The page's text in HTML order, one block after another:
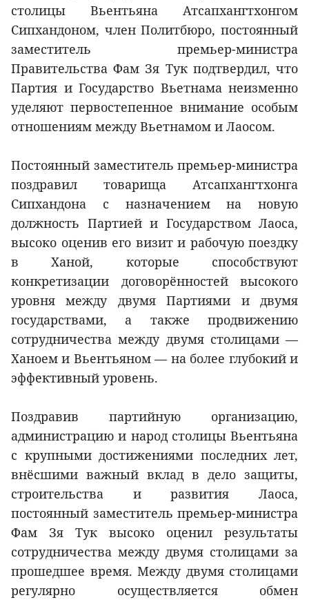
столицы Вьентьяна Атсапхангтхонгом
Сипхандоном, член Политбюро, постоянный
заместитель премьер-министра
Правительства Фам Зя Тук подтвердил, что
Партия и Государство Вьетнама неизменно
уделяют первостепенное внимание особым
отношениям между Вьетнамом и Лаосом.
Постоянный заместитель премьер-министра
поздравил товарища Атсапхангтхонга
Сипхандона с назначением на новую
должность Партией и Государством Лаоса,
высоко оценив его визит и рабочую поездку
в Ханой, которые способствуют
конкретизации договорённостей высокого
уровня между двумя Партиями и двумя
государствами, а также продвижению
сотрудничества между двумя столицами —
Ханоем и Вьентьяном — на более глубокий и
эффективный уровень.
Поздравив партийную организацию,
администрацию и народ столицы Вьентьяна
с крупными достижениями последних лет,
внёсшими важный вклад в дело защиты,
строительства и развития Лаоса,
постоянный заместитель премьер-министра
Фам Зя Тук высоко оценил результаты
сотрудничества между двумя столицами за
прошедшее время. Между двумя столицами
регулярно осуществляется обмен